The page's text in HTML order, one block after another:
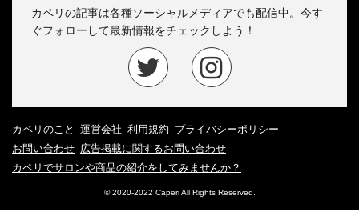
カペリの記事は各種ソーシャルメディアでも配信中。今す
ぐフォローして最新情報をチェックしよう！
カペリのこと 運営会社 利用規約 プライバシーポリシー
お問い合わせ 広告掲載に関するお問い合わせ
カペリでサロンや商品の紹介をしてみませんか？
© 2020-2022 Caperi All Rights Reserved.